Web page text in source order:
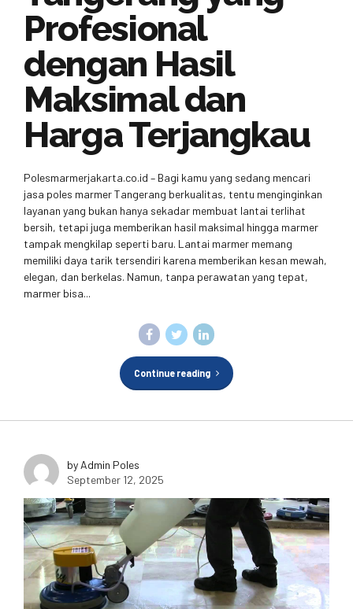
Profesional
dengan Hasil
Maksimal dan
Harga Terjangkau
Polesmarmerjakarta.co.id – Bagi kamu yang sedang mencari
jasa poles marmer Tangerang berkualitas, tentu menginginkan
layanan yang bukan hanya sekadar membuat lantai terlihat
bersih, tetapi juga memberikan hasil maksimal hingga marmer
tampak mengkilap seperti baru. Lantai marmer memang
memiliki daya tarik tersendiri karena memberikan kesan mewah,
elegan, dan berkelas. Namun, tanpa perawatan yang tepat,
marmer bisa...
Continue reading
by Admin Poles
September 12, 2025